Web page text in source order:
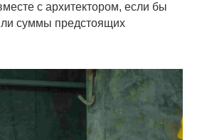
с архитектором, если бы
суммы предстоящих